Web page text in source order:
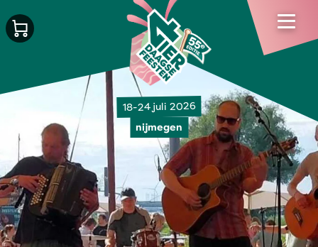
18-24 juli 2026
nijmegen